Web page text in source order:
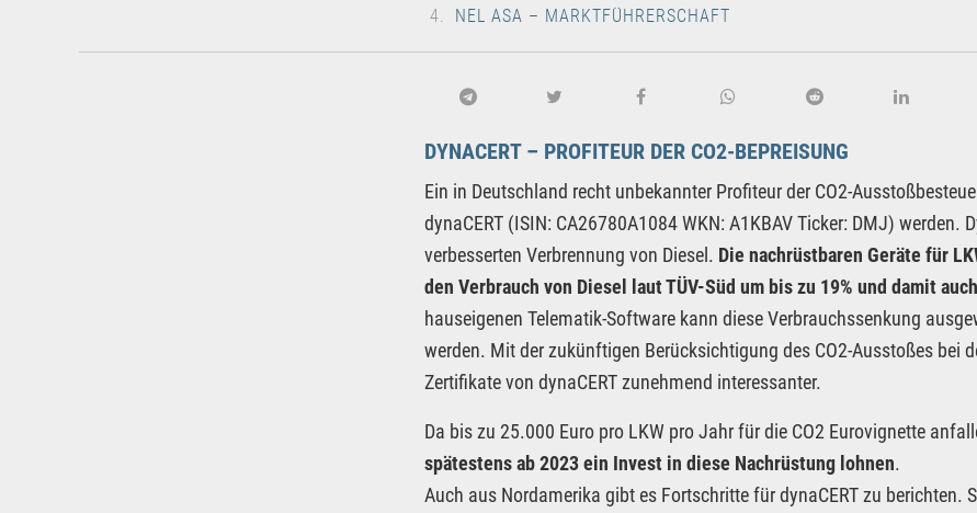
NEL ASA – MARKTFÜHRERSCHAFT
DYNACERT – PROFITEUR DER CO2-BEPREISUNG
Ein in Deutschland recht unbekannter Profiteur der CO2-
dynaCERT (ISIN: CA26780A1084 WKN: A1KBAV Ticker: DMJ)
verbesserten Verbrennung von Diesel. Die nachrüstbaren Geräte für
den Verbrauch von Diesel laut TÜV-Süd um bis zu 19% und damit
hauseigenen Telematik-Software kann diese Verbrauchssenkung
werden. Mit der zukünftigen Berücksichtigung des CO2-Ausstoßes bei
Zertifikate von dynaCERT zunehmend interessanter.
Da bis zu 25.000 Euro pro LKW pro Jahr für die CO2 Eurovignette
spätestens ab 2023 ein Invest in diese Nachrüstung lohnen.
Auch aus Nordamerika gibt es Fortschritte für dynaCERT zu berichten.